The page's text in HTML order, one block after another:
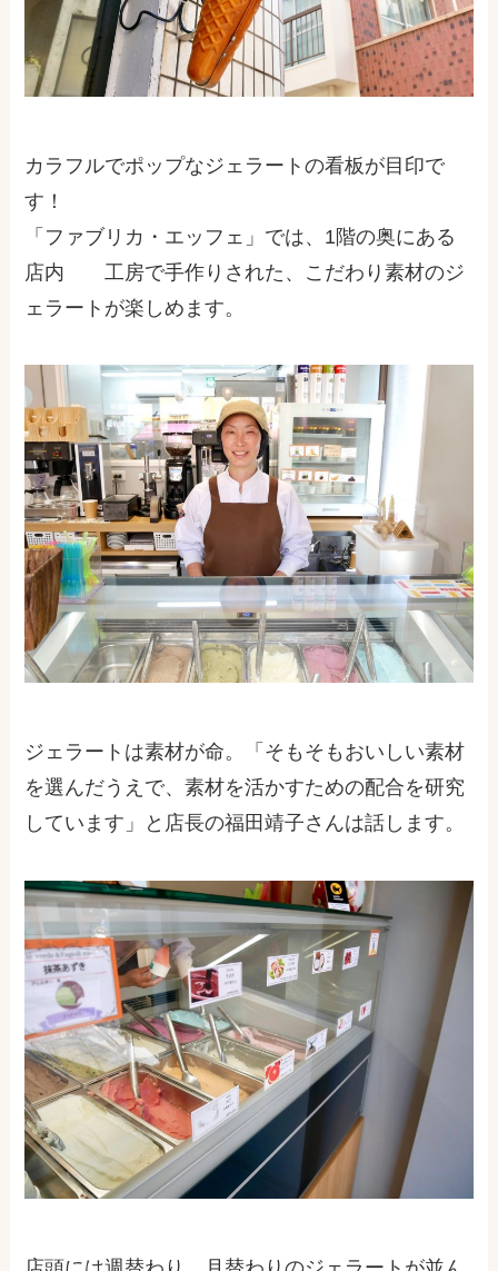
カラフルでポップなジェラートの看板が目印で
す！
「ファブリカ・エッフェ」では、 1階の奥にある
店内 工房で手作りされた、こだわり素材のジ
ェラートが楽しめます。
ジェラートは素材が命。「そもそもおいしい素材
を選んだうえで、素材を活かすための配合を研究
しています」と店長の福田靖子さんは話します。